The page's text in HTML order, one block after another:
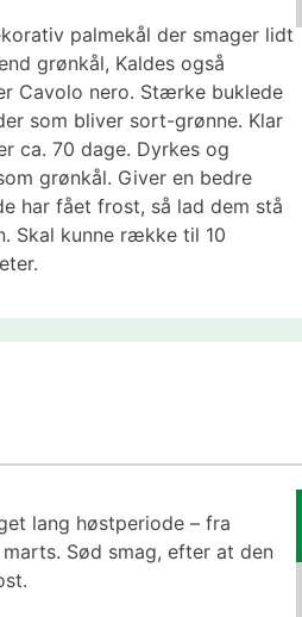
palmekål der smager lidt
grønkål, Kaldes også
Cavolo nero. Stærke buklede
som bliver sort-grønne. Klar
ca. 70 dage. Dyrkes og
grønkål. Giver en bedre
har fået frost, så lad dem stå
Skal kunne række til 10
lang høstperiode – fra
Sød smag, efter at den